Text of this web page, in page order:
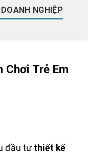
NGHIỆP
Chơi Trẻ Em
đầu tưthiết kế